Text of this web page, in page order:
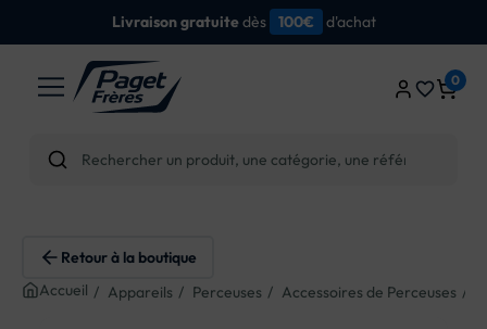
Livraison gratuitedès 100€ d'achat
0
favorite_border
Retour à la boutique
Accueil
Appareils Perceuses Accessoires de Perceuses